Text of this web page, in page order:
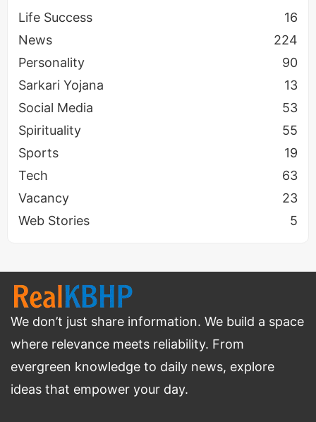
Life Success
16
News
224
Personality
90
Sarkari Yojana
13
Social Media
53
Spirituality
55
Sports
19
Tech
63
Vacancy
23
Web Stories
5
We don’t just share information. We build a space
where relevance meets reliability. From
evergreen knowledge to daily news, explore
ideas that empower your day.